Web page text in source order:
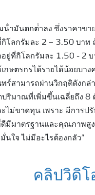
ามันตกต่ําลง ซึ่งราคาขา
โลกรัมละ 2 – 3.50 บาท
อยู่ที่กิโลกรัมละ 1.50 - 2 บ
กษตรกรได้รายได้น้อยบาง
ร์สามารถผ่านวิกฤติดังกล่
ริมาณที่เพิ่มขึ้นเฉลี่ยถึง 8
ไม่ขาดทุน เพราะ มีการป
ดีมีมาตรฐานและคุณภาพสูง
มั่นใจ ไม่มีอะไรต้องกลัว”
คลิปวิดิโ